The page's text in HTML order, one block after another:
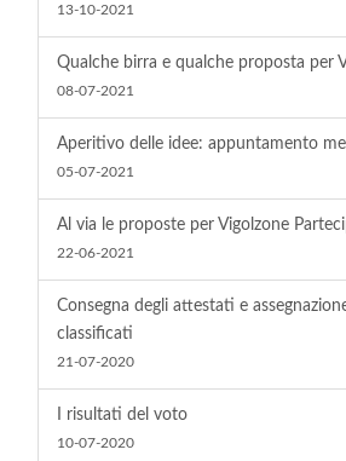
13-10-2021
Qualche birra e qualche proposta per
08-07-2021
Aperitivo delle idee: appuntamento
05-07-2021
Al via le proposte per Vigolzone
22-06-2021
Consegna degli attestati e
classificati
21-07-2020
I risultati del voto
10-07-2020